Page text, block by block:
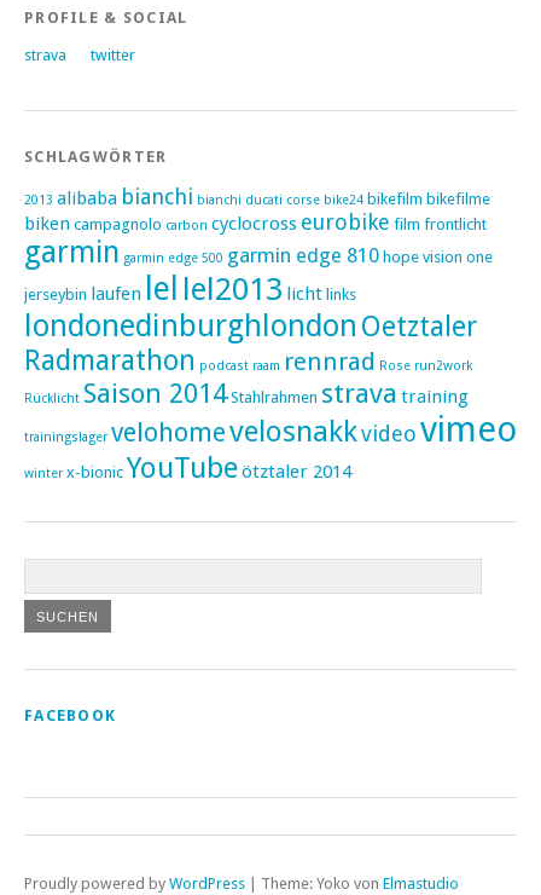
PROFILE & SOCIAL
strava twitter
SCHLAGWÖRTER
2013 alibaba bianchi bianchi ducati corse bike24 bikefilm bikefilme
biken campagnolo carbon cyclocross eurobike film frontlicht
garmin garmin edge 500 garmin edge 810 hope vision one
jerseybin laufen lel lel2013 licht links
londonedinburghlondon Oetztaler
Radmarathon podcast raam rennrad Rose run2work
Rücklicht Saison 2014 Stahlrahmen strava training
trainingslager velohomevelosnakkvideovimeo
winter x-bionic YouTubeötztaler 2014
FACEBOOK
Proudly powered by WordPress Theme: Yoko von Elmastudio